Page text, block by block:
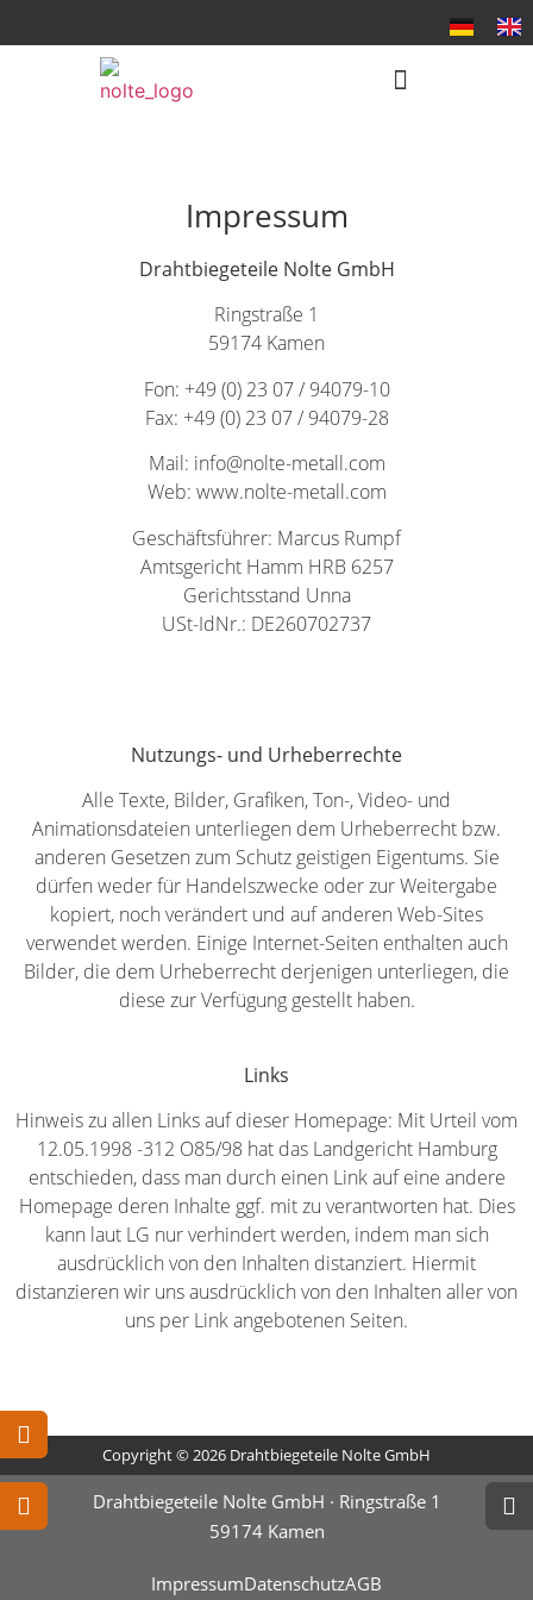
Impressum
Drahtbiegeteile Nolte GmbH
Ringstraße 1
59174 Kamen
Fon: +49 (0) 23 07 / 94079-10
Fax: +49 (0) 23 07 / 94079-28
Mail: info@nolte-metall.com
Web: www.nolte-metall.com
Geschäftsführer: Marcus Rumpf
Amtsgericht Hamm HRB 6257
Gerichtsstand Unna
USt-IdNr.: DE260702737
Nutzungs- und Urheberrechte
Alle Texte, Bilder, Grafiken, Ton-, Video- und
Animationsdateien unterliegen dem Urheberrecht bzw.
anderen Gesetzen zum Schutz geistigen Eigentums. Sie
dürfen weder für Handelszwecke oder zur Weitergabe
kopiert, noch verändert und auf anderen Web-Sites
verwendet werden. Einige Internet-Seiten enthalten auch
Bilder, die dem Urheberrecht derjenigen unterliegen, die
diese zur Verfügung gestellt haben.
Links
Hinweis zu allen Links auf dieser Homepage: Mit Urteil vom
12.05.1998 -312 O85/98 hat das Landgericht Hamburg
entschieden, dass man durch einen Link auf eine andere
Homepage deren Inhalte ggf. mit zu verantworten hat. Dies
kann laut LG nur verhindert werden, indem man sich
ausdrücklich von den Inhalten distanziert. Hiermit
distanzieren wir uns ausdrücklich von den Inhalten aller von
uns per Link angebotenen Seiten.
Copyright © 2026 Drahtbiegeteile Nolte GmbH
Drahtbiegeteile Nolte GmbH · Ringstraße 1
59174 Kamen
ImpressumDatenschutzAGB